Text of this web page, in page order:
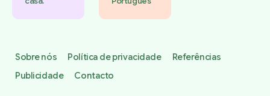
Sobre nós Política de privacidade
Referências
Publicidade
Contacto